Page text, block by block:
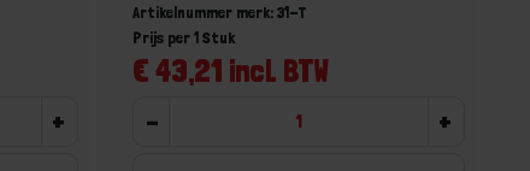
+
Artikelnummer merk: 31-T
€ 43,21 incl. BTW
Prijs per 1 Stuk
- +